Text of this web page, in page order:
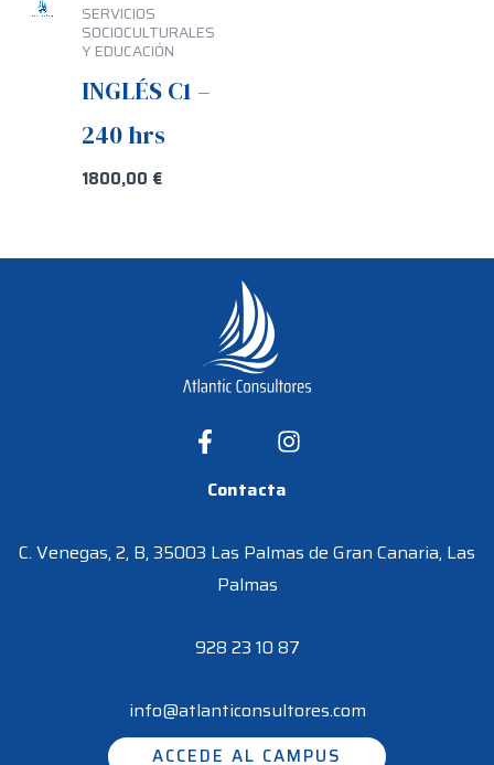
SERVICIOS
SOCIOCULTURALES
Y EDUCACIÓN
INGLÉS C1 –
240 hrs
1800,00 €
Contacta
C. Venegas, 2, B, 35003 Las Palmas de Gran Canaria, Las
Palmas
928 23 10 87
info@atlanticonsultores.com
ACCEDE AL CAMPUS